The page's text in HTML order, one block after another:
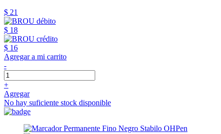
$ 21
$ 18
$ 16
Agregar a mi carrito
-
+
Agregar
No hay suficiente stock disponible